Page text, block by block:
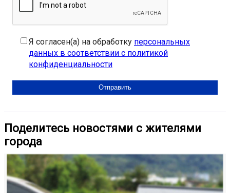
Я согласен(а) на обработку персональных
данных в соответствии с политикой
конфиденциальности
Поделитесь новостями с жителями
города